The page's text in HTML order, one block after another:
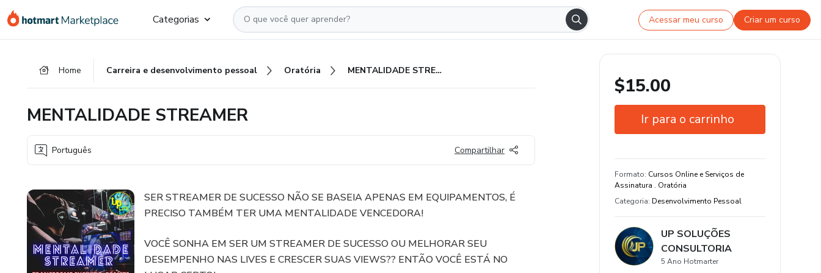
para
para
para
Categorias Acessar meu curso Criar um curso
Home Carreira e desenvolvimento pessoal Oratória MENTALIDADE STREAMER
MENTALIDADE STREAMER
Português Compartilhar
SER STREAMER DE SUCESSO NÃO SE BASEIA APENAS EM EQUIPAMENTOS, É
PRECISO TAMBÉM TER UMA MENTALIDADE VENCEDORA!
VOCÊ SONHA EM SER UM STREAMER DE SUCESSO OU MELHORAR SEU
DESEMPENHO NAS LIVES E CRESCER SUAS VIEWS?? ENTÃO VOCÊ ESTÁ NO
$15.00
Ir para o carrinho
Estude do seu jeito e em qualquer
dispositivo
19 aula de conteúdo original
Formato: Cursos Online e Serviços de
Assinatura . Oratória
Categoria: Desenvolvimento Pessoal
UP SOLUÇÕES
CONSULTORIA
5 Ano Hotmarter